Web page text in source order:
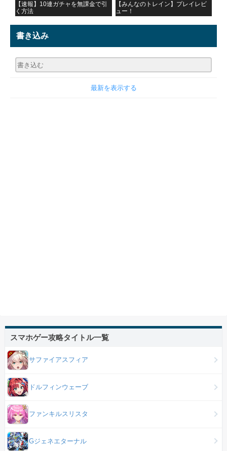
【速報】10連ガチャを無課金で引
く方法
【みんなのトレイン】プレイレビ
ュー！
書き込み
最新を表示する
スマホゲー攻略タイトル一覧
サファイアスフィア
ドルフィンウェーブ
ファンキルスリスタ
Gジェネエターナル